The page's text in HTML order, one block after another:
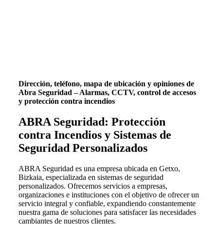
Dirección, teléfono, mapa de ubicación y opiniones de
Abra Seguridad – Alarmas, CCTV, control de accesos
y protección contra incendios
ABRA Seguridad: Protección
contra Incendios y Sistemas de
Seguridad Personalizados
ABRA Seguridad es una empresa ubicada en Getxo,
Bizkaia, especializada en sistemas de seguridad
personalizados. Ofrecemos servicios a empresas,
organizaciones e instituciones con el objetivo de ofrecer un
servicio integral y confiable, expandiendo constantemente
nuestra gama de soluciones para satisfacer las necesidades
cambiantes de nuestros clientes.